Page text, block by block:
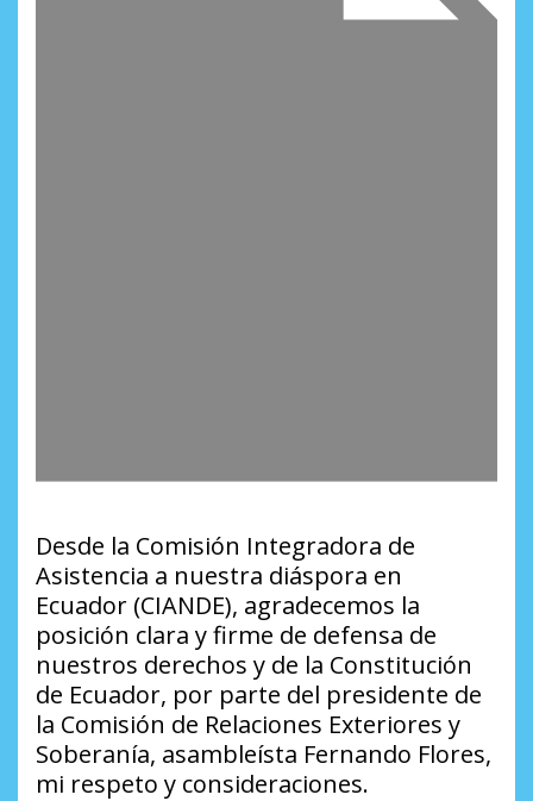
Desde la Comisión Integradora de
Asistencia a nuestra diáspora en
Ecuador (CIANDE), agradecemos la
posición clara y firme de defensa de
nuestros derechos y de la Constitución
de Ecuador, por parte del presidente de
la Comisión de Relaciones Exteriores y
Soberanía, asambleísta Fernando Flores,
mi respeto y consideraciones.